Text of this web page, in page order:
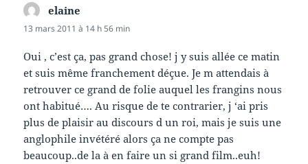
elaine
13 mars 2011 à 14 h 56 min
Oui , c’est ça, pas grand chose! j y suis allée ce matin
et suis même franchement déçue. Je m attendais à
retrouver ce grand de folie auquel les frangins nous
ont habitué…. Au risque de te contrarier, j ‘ai pris
plus de plaisir au discours d un roi, mais je suis une
anglophile invétéré alors ça ne compte pas
beaucoup..de la à en faire un si grand film..euh!